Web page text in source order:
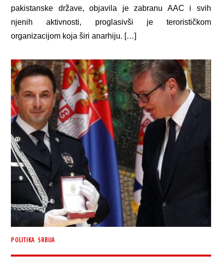
pakistanske države, objavila je zabranu AAC i svih
njenih aktivnosti, proglasivši je terorističkom
organizacijom koja širi anarhiju. […]
POLITIKA SRBIJA